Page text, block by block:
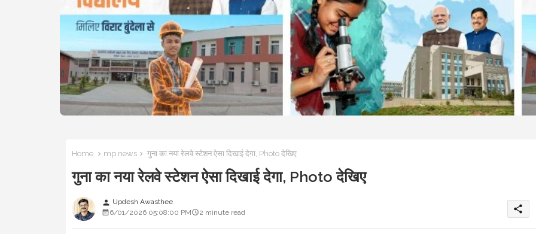
Home mp news गुना का नया रेलवे स्टेशन ऐसा दिखाई देगा, Photo देखिए
गुना का नया रेलवे स्टेशन ऐसा दिखाई देगा, Photo देखिए
person Updesh Awasthee
6/01/2026 05:08:00 PM
2 minute read share